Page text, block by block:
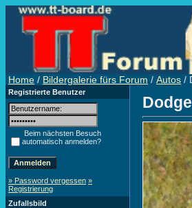
Home / Bildergalerie fürs Forum / Autos /
Registrierte Benutzer
Beim nächsten Besuch
automatisch anmelden?
» Password vergessen »
Registrierung
Zufallsbild